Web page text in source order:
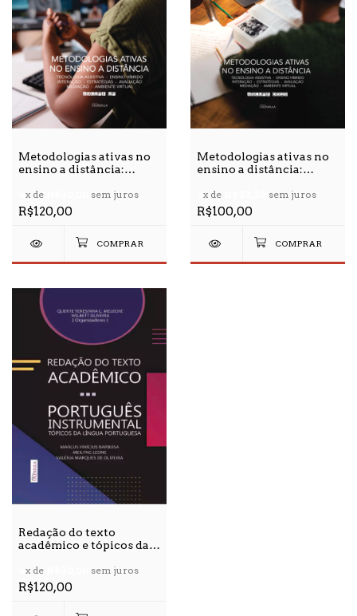
Metodologias ativas no
ensino a distância:
ensino híbrido,
interação, estratégias,
avaliação mediação,
x de sem juros
R$120,00
Metodologias ativas no
ensino a distância:
ensino híbrido,
interação, estratégias,
avaliação mediação,
x de sem juros
R$100,00
Redação do texto
acadêmico e tópicos da
x de sem juros
R$120,00